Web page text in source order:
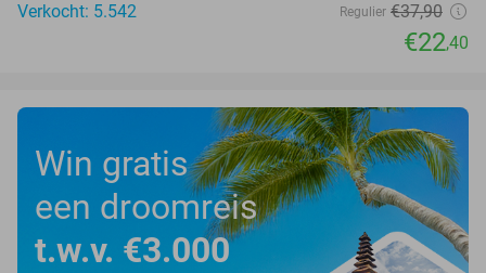
Verkocht: 5.542
Regulier €37,90
€22,40
Win gratis
een droomreis
t.w.v. €3.000